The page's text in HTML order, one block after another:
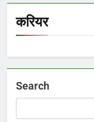
करियर
Search